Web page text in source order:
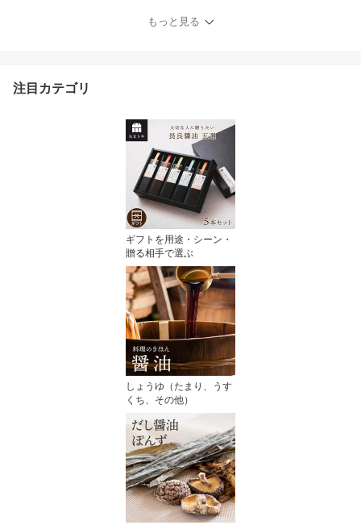
のお返し プレゼント 内
もっと見る
注目カテゴリ
ギフトを用途・シーン・
贈る相手で選ぶ
しょうゆ（たまり、うす
くち、その他）